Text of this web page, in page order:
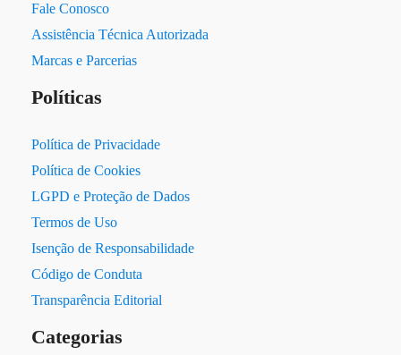
Fale Conosco
Assistência Técnica Autorizada
Marcas e Parcerias
Políticas
Política de Privacidade
Política de Cookies
LGPD e Proteção de Dados
Termos de Uso
Isenção de Responsabilidade
Código de Conduta
Transparência Editorial
Categorias